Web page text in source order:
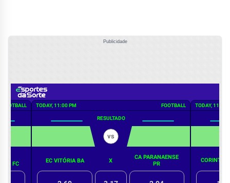
Publicidade